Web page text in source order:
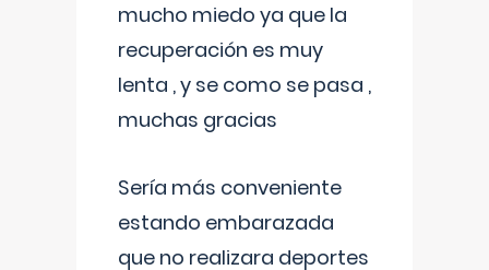
mucho miedo ya que la
recuperación es muy
lenta , y se como se pasa ,
muchas gracias
Sería más conveniente
estando embarazada
que no realizara deportes